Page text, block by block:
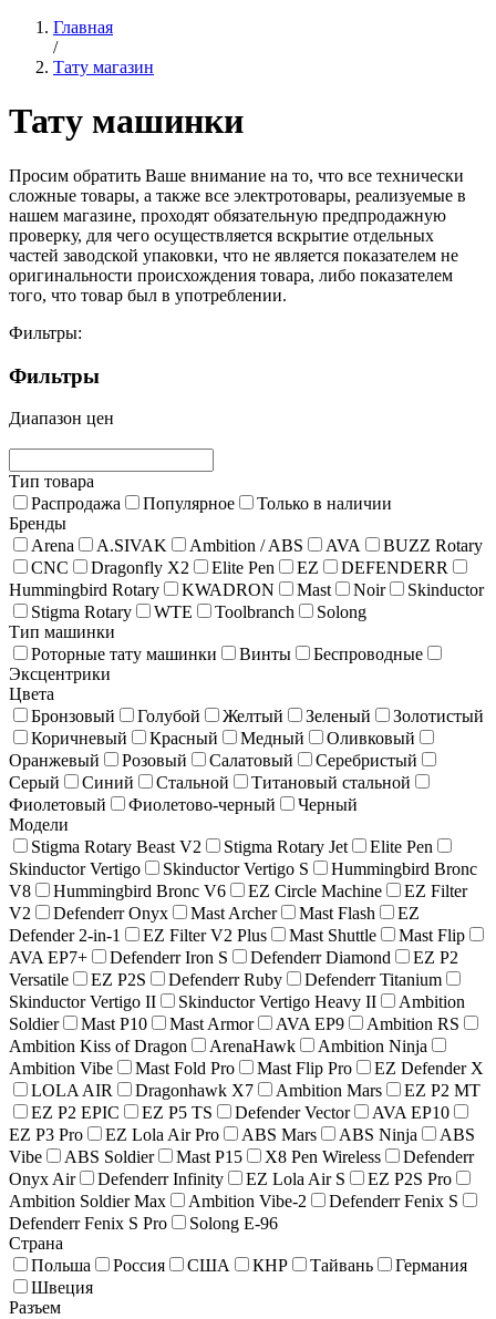
Главная
/
Тату магазин
Тату машинки
Просим обратить Ваше внимание на то, что все технически
сложные товары, а также все электротовары, реализуемые в
нашем магазине, проходят обязательную предпродажную
проверку, для чего осуществляется вскрытие отдельных
частей заводской упаковки, что не является показателем не
оригинальности происхождения товара, либо показателем
того, что товар был в употреблении.
Фильтры:
Фильтры
Диапазон цен
Тип товара
Распродажа
Популярное
Только в наличии
Бренды
Arena
A.SIVAK Ambition / ABS AVA
BUZZ Rotary
CNC
Dragonfly X2 Elite Pen EZ
DEFENDERR
Hummingbird Rotary
KWADRON Mast Noir
Skinductor
Stigma Rotary
WTE Toolbranch
Solong
Тип машинки
Роторные тату машинки
Винты
Беспроводные
Эксцентрики
Цвета
Бронзовый
Голубой Желтый Зеленый
Золотистый
Коричневый
Красный Медный
Оливковый
Оранжевый
Розовый Салатовый
Серебристый
Серый
Синий Стальной
Титановый стальной
Фиолетовый
Фиолетово-черный
Черный
Модели
Stigma Rotary Beast V2
Stigma Rotary Jet
Elite Pen
Skinductor Vertigo
Skinductor Vertigo S
Hummingbird Bronc
V8
Hummingbird Bronc V6 EZ Circle Machine
EZ Filter
V2
Defenderr Onyx Mast Archer Mast Flash
EZ
Defender 2-in-1
EZ Filter V2 Plus Mast Shuttle
Mast Flip
AVA EP7+
Defenderr Iron S Defenderr Diamond
EZ P2
Versatile
EZ P2S Defenderr Ruby
Defenderr Titanium
Skinductor Vertigo II
Skinductor Vertigo Heavy II
Ambition
Soldier
Mast P10 Mast Armor AVA EP9
Ambition RS
Ambition Kiss of Dragon
ArenaHawk
Ambition Ninja
Ambition Vibe
Mast Fold Pro Mast Flip Pro
EZ Defender X
LOLA AIR
Dragonhawk X7 Ambition Mars
EZ P2 MT
EZ P2 EPIC
EZ P5 TS Defender Vector
AVA EP10
EZ P3 Pro
EZ Lola Air Pro ABS Mars ABS Ninja
ABS
Vibe
ABS Soldier Mast P15 X8 Pen Wireless
Defenderr
Onyx Air
Defenderr Infinity EZ Lola Air S
EZ P2S Pro
Ambition Soldier Max
Ambition Vibe-2
Defenderr Fenix S
Defenderr Fenix S Pro
Solong E-96
Страна
Польша
Россия США КНР Тайвань
Германия
Швеция
Разъем